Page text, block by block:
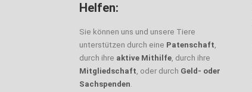
Helfen:
Sie können uns und unsere Tiere
unterstützen durch eine Patenschaft,
durch ihre aktive Mithilfe, durch ihre
Mitgliedschaft, oder durch Geld- oder
Sachspenden.